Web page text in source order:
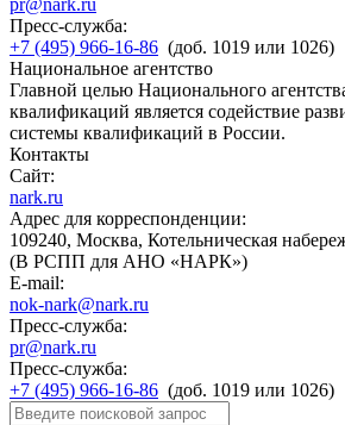
pr@nark.ru
Пресс-служба:
+7 (495) 966-16-86 (доб. 1019 или 1026)
Национальное агентство
Главной целью Национального
квалификаций является содействие
системы квалификаций в России.
Контакты
Сайт:
nark.ru
Адрес для корреспонденции:
109240, Москва, Котельническая
(В РСПП для АНО «НАРК»)
E-mail:
nok-nark@nark.ru
Пресс-служба:
pr@nark.ru
Пресс-служба:
+7 (495) 966-16-86 (доб. 1019 или 1026)